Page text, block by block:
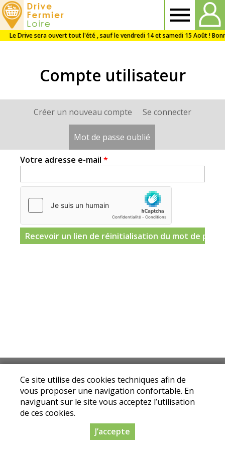
Loire
Compte utilisateur
OngletsCréer un nouveau compte Se connecter
Mot de passe oublié
Votre adresse e-mail *
Conditions Générales de
Ventes|Protection des données personnelles
© Copyright 2025 - Drive fermier Loire - Tous
droits réservés
Dynapse- Partenaire numérique
des circuits courts.
Ce site utilise des cookies techniques afin de
vous proposer une navigation confortable. En
naviguant sur le site vous acceptez l’utilisation
de ces cookies.
J’accepte